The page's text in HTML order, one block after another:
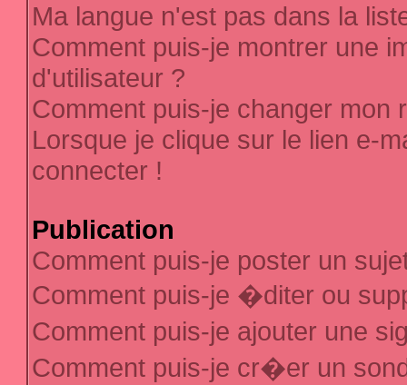
Ma langue n'est pas dans la
Comment puis-je montrer une
d'utilisateur ?
Comment puis-je changer mon
Lorsque je clique sur le lien e-
connecter !
Publication
Comment puis-je poster un
Comment puis-je �diter ou
Comment puis-je ajouter une
Comment puis-je cr�er un